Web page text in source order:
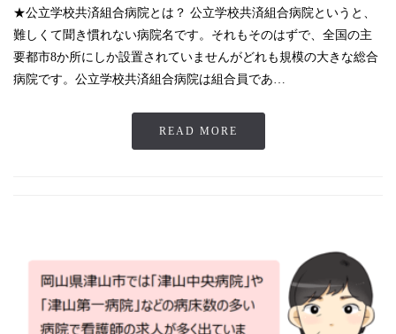
★公立学校共済組合病院とは？ 公立学校共済組合病院というと、
難しくて聞き慣れない病院名です。それもそのはずで、全国の主
要都市8か所にしか設置されていませんがどれも規模の大きな総合
病院です。公立学校共済組合病院は組合員であ…
READ MORE